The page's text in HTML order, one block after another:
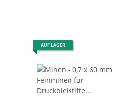
AUF LAGER